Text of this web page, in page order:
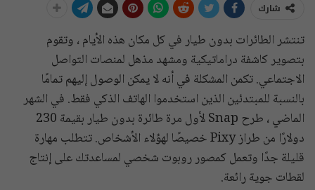
شارك
تنتشر الطائرات بدون طيار في كل مكان هذه الأيام ، وتقوم
بتصوير كاشفة دراماتيكية ومشهد مذهل لمنصات التواصل
الاجتماعي. تكمن المشكلة في أنه لا يمكن الوصول إليهم تمامًا
بالنسبة للمبتدئين الذين استخدموا الهاتف الذكي فقط. في الشهر
الماضي ، طرح Snap لأول مرة طائرة بدون طيار بقيمة 230
دولارًا من طراز Pixy خصيصًا لهؤلاء الأشخاص. تتطلب مهارة
قليلة جدًا وتعمل كمصور روبوت شخصي لمساعدتك على إنتاج
لقطات جوية رائعة.